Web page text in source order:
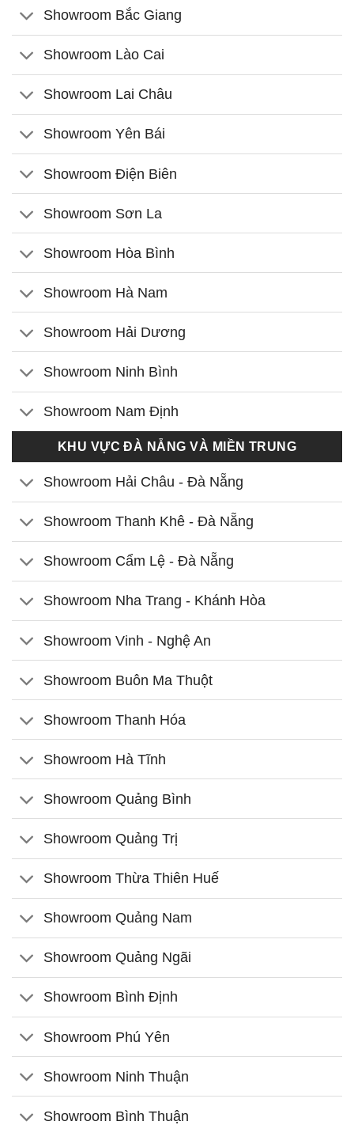
Showroom Bắc Giang
Showroom Lào Cai
Showroom Lai Châu
Showroom Yên Bái
Showroom Điện Biên
Showroom Sơn La
Showroom Hòa Bình
Showroom Hà Nam
Showroom Hải Dương
Showroom Ninh Bình
Showroom Nam Định
KHU VỰC ĐÀ NẴNG VÀ MIỀN TRUNG
Showroom Hải Châu - Đà Nẵng
Showroom Thanh Khê - Đà Nẵng
Showroom Cẩm Lệ - Đà Nẵng
Showroom Nha Trang - Khánh Hòa
Showroom Vinh - Nghệ An
Showroom Buôn Ma Thuột
Showroom Thanh Hóa
Showroom Hà Tĩnh
Showroom Quảng Bình
Showroom Quảng Trị
Showroom Thừa Thiên Huế
Showroom Quảng Nam
Showroom Quảng Ngãi
Showroom Bình Định
Showroom Phú Yên
Showroom Ninh Thuận
Showroom Bình Thuận